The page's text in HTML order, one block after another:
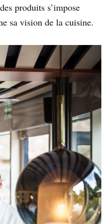
produits s’impose
sa vision de la cuisine.